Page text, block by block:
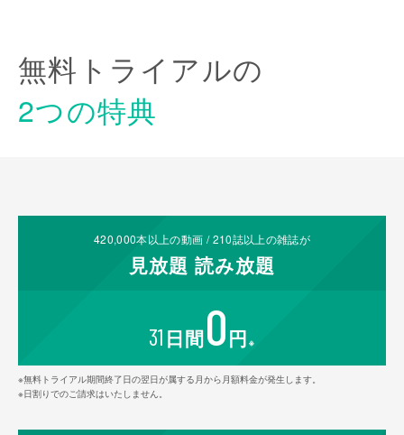
無料トライアルの
2つの特典
420,000本以上の動画 /210誌以上の雑誌が
見放題 読み放題
31 日間0円 ※
※無料トライアル期間終了日の翌日が属する月から月額料金が発生します。
※日割りでのご請求はいたしません。